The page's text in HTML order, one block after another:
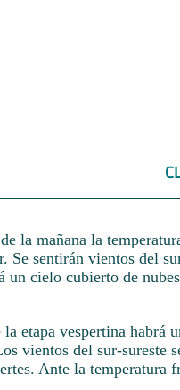
la mañana la
Se sentirán vientos del
un cielo cubierto de
etapa vespertina habrá
vientos del sur-sureste
Ante la temperatura